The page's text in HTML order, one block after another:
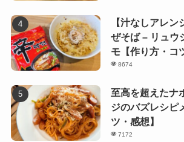
【汁なしアレン
ぜそば – リュウ
モ【作り方・コ
8674
至高を超えたナ
ジのバズレシピ
ツ・感想】
7172